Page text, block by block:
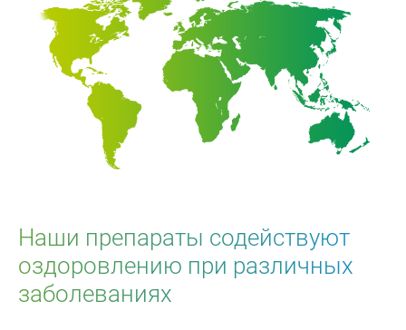
Наши препараты содействуют
оздоровлению при различных
заболеваниях